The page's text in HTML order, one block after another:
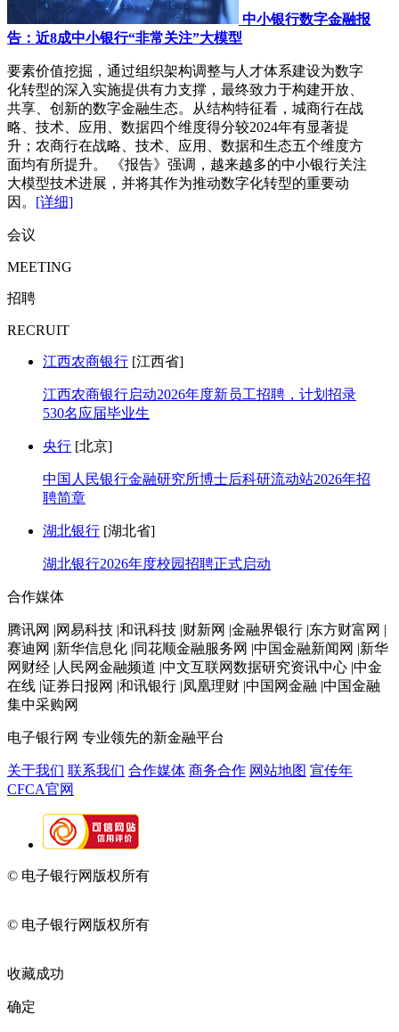
中小银行数字金融报
告：近8成中小银行“非常关注”大模型
要素价值挖掘，通过组织架构调整与人才体系建设为数字
化转型的深入实施提供有力支撑，最终致力于构建开放、
共享、创新的数字金融生态。从结构特征看，城商行在战
略、技术、应用、数据四个维度得分较2024年有显著提
升；农商行在战略、技术、应用、数据和生态五个维度方
面均有所提升。 《报告》强调，越来越多的中小银行关注
大模型技术进展，并将其作为推动数字化转型的重要动
因。 [详细]
会议
MEETING
招聘
RECRUIT
江西农商银行 [江西省]
江西农商银行启动2026年度新员工招聘，计划招录
530名应届毕业生
央行 [北京]
中国人民银行金融研究所博士后科研流动站2026年招
聘简章
湖北银行 [湖北省]
湖北银行2026年度校园招聘正式启动
合作媒体
腾讯网 |网易科技 |和讯科技 |财新网 |金融界银行 |东方财富网 |
赛迪网 |新华信息化 |同花顺金融服务网 |中国金融新闻网 |新华
网财经 |人民网金融频道 |中文互联网数据研究资讯中心 |中金
在线 |证券日报网 |和讯银行 |凤凰理财 |中国网金融 |中国金融
集中采购网
电子银行网 专业领先的新金融平台
关于我们 联系我们 合作媒体 商务合作 网站地图 宣传年
CFCA官网
© 电子银行网版权所有
© 电子银行网版权所有
收藏成功
确定